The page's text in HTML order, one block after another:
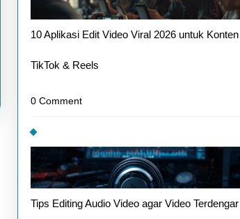
10 Aplikasi Edit Video Viral 2026 untuk Konten
TikTok & Reels
0 Comment
Tips Editing Audio Video agar Video Terdengar